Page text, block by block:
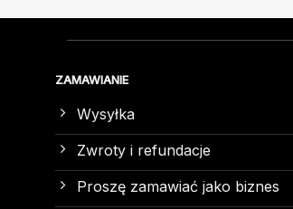
ZAMAWIANIE
Wysyłka
Zwroty i refundacje
Proszę zamawiać jako biznes